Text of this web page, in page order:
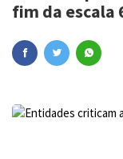
fim da escala